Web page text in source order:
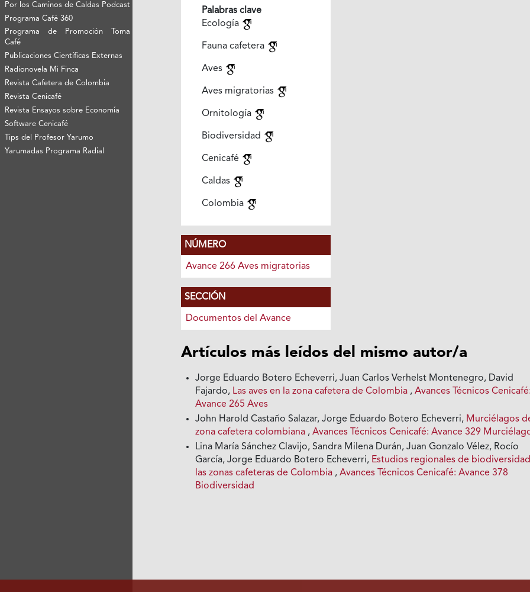
Por los Caminos de Caldas Podcast
Programa Café 360
Programa de Promoción Toma
Café
Publicaciones Científicas Externas
Radionovela Mi Finca
Revista Cafetera de Colombia
Revista Cenicafé
Revista Ensayos sobre Economía
Software Cenicafé
Tips del Profesor Yarumo
Yarumadas Programa Radial
Palabras clave
Ecología
Fauna cafetera
Aves
Aves migratorias
Ornitología
Biodiversidad
Cenicafé
Caldas
Colombia
NÚMERO
Avance 266 Aves migratorias
SECCIÓN
Documentos del Avance
Artículos más leídos del mismo autor/a
Jorge Eduardo Botero Echeverri, Juan Carlos Verhelst Montenegro, David
Fajardo, Las aves en la zona cafetera de Colombia ,Avances Técnicos Cenicafé:
Avance 265 Aves
John Harold Castaño Salazar, Jorge Eduardo Botero Echeverri, Murciélagos
zona cafetera colombiana ,Avances Técnicos Cenicafé: Avance 329
Lina María Sánchez Clavijo, Sandra Milena Durán, Juan Gonzalo Vélez, Rocío
García, Jorge Eduardo Botero Echeverri, Estudios regionales de
las zonas cafeteras de Colombia ,Avances Técnicos Cenicafé: Avance 378
Biodiversidad